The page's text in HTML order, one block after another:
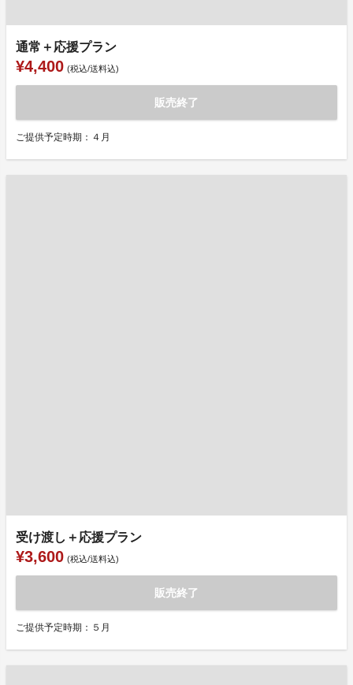
通常＋応援プラン
¥4,400 (税込/送料込)
販売終了
ご提供予定時期：４月
受け渡し＋応援プラン
¥3,600 (税込/送料込)
販売終了
ご提供予定時期：５月